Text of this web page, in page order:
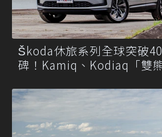
Škoda休旅系列全球突破
碑！Kamiq、Kodiaq「雙